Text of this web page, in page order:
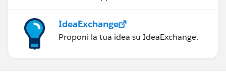
IdeaExchange
Proponi la tua idea su IdeaExchange.